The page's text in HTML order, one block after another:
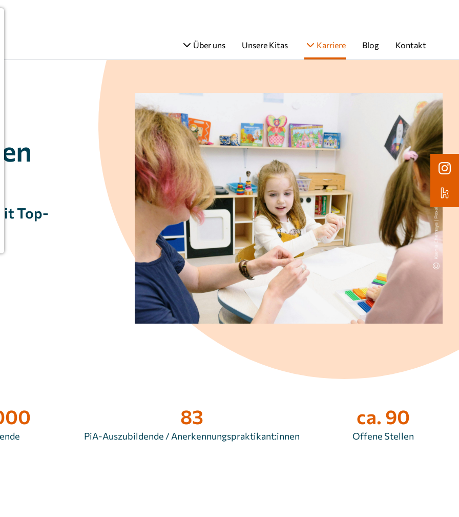
Über uns Unsere Kitas Karriere Blog Kontakt
Top-
83
PiA-Auszubildende / Anerkennungspraktikant:innen
ca. 90
Offene Stellen